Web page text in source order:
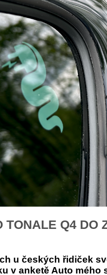
TONALE Q4 DO
u českých řidiček
v anketě Auto mého
Zabavte
překvapivé